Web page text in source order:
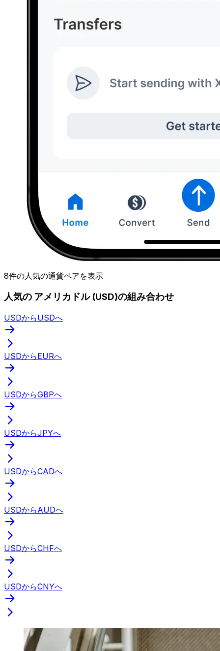
8件の人気の通貨ペアを表示
人気の アメリカドル (USD)の組み合わせ
USDからUSDへ
USDからEURへ
USDからGBPへ
USDからJPYへ
USDからCADへ
USDからAUDへ
USDからCHFへ
USDからCNYへ